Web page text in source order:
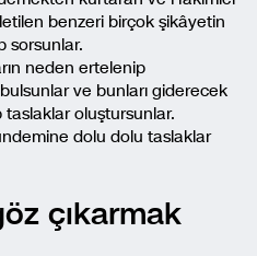
benzeri birçok şikâyetin
sorsunlar.
neden ertelenip
ve bunları giderecek
oluştursunlar.
dolu dolu taslaklar
çıkarmak